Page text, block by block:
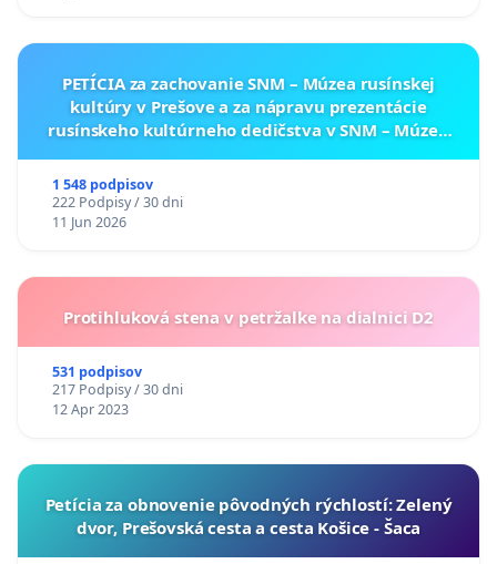
PETÍCIA za zachovanie SNM – Múzea rusínskej
kultúry v Prešove a za nápravu prezentácie
rusínskeho kultúrneho dedičstva v SNM – Múzeu
1 548 podpisov
222 Podpisy / 30 dni
11 Jun 2026
Protihluková stena v petržalke na dialnici D2
531 podpisov
217 Podpisy / 30 dni
12 Apr 2023
​Petícia za obnovenie pôvodných rýchlostí: Zelený
dvor, Prešovská cesta a cesta Košice - Šaca